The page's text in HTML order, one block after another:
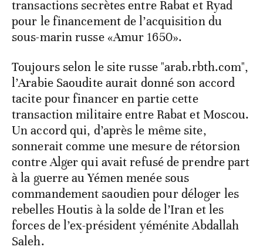
transactions secrètes entre Rabat et Ryad
pour le financement de l’acquisition du
sous-marin russe «Amur 1650».
Toujours selon le site russe "arab.rbth.com",
l’Arabie Saoudite aurait donné son accord
tacite pour financer en partie cette
transaction militaire entre Rabat et Moscou.
Un accord qui, d’après le même site,
sonnerait comme une mesure de rétorsion
contre Alger qui avait refusé de prendre part
à la guerre au Yémen menée sous
commandement saoudien pour déloger les
rebelles Houtis à la solde de l’Iran et les
forces de l’ex-président yéménite Abdallah
Saleh.